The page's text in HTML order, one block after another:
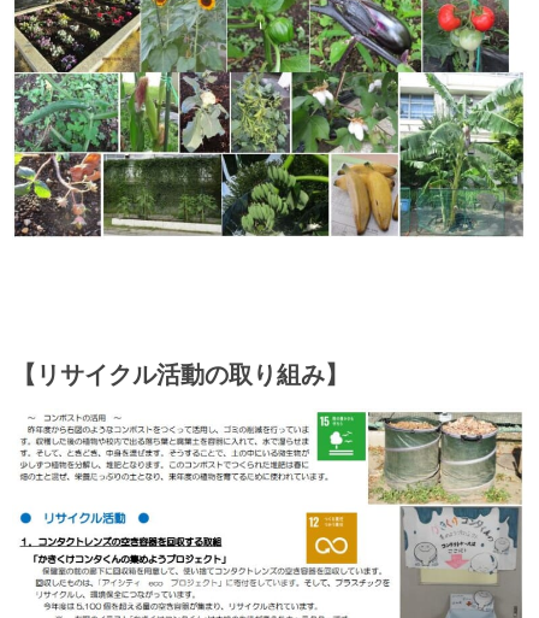
【リサイクル活動の取り組み】